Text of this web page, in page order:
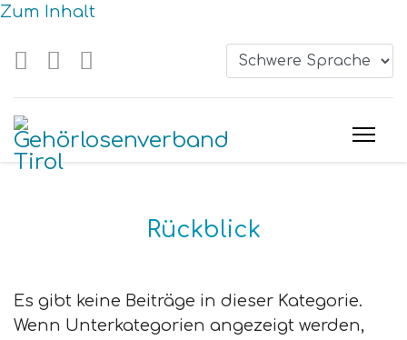
Zum Inhalt
Rückblick
Es gibt keine Beiträge in dieser Kategorie.
Wenn Unterkategorien angezeigt werden,